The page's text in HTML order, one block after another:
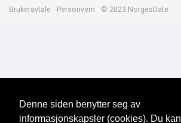
Denne siden benytter seg av
informasjonskapsler (cookies). Du kan
Brukeravtale Personvern © 2023 NorgesDate